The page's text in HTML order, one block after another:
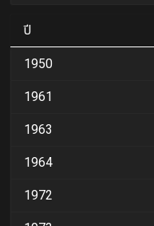
ปี
1950
1961
1963
1964
1972